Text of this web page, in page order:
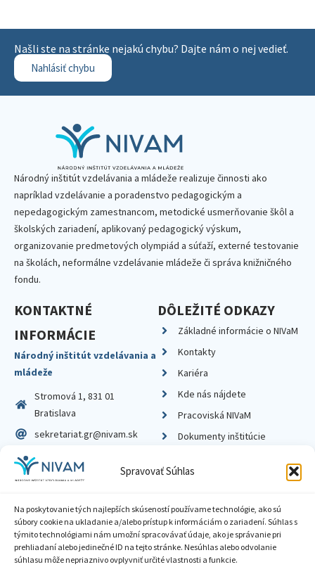
Spravovať Súhlas
Na poskytovanie tých najlepších skúseností používame technológie, ako sú
súbory cookie na ukladanie a/alebo prístup k informáciám o zariadení. Súhlas s
týmito technológiami nám umožní spracovávať údaje, ako je správanie pri
prehliadaní alebo jedinečné ID na tejto stránke. Nesúhlas alebo odvolanie
súhlasu môže nepriaznivo ovplyvniť určité vlastnosti a funkcie.
Našli ste na stránke nejakú chybu? Dajte nám o nej vedieť.
Nahlásiť chybu
Národný inštitút vzdelávania a mládeže realizuje činnosti ako
napríklad vzdelávanie a poradenstvo pedagogickým a
nepedagogickým zamestnancom, metodické usmerňovanie škôl a
školských zariadení, aplikovaný pedagogický výskum,
organizovanie predmetových olympiád a súťaží, externé testovanie
na školách, neformálne vzdelávanie mládeže či správa knižničného
fondu.
KONTAKTNÉ
INFORMÁCIE
Národný inštitút vzdelávania a
mládeže
Stromová 1, 831 01
Bratislava
sekretariat.gr@nivam.sk
IČO: 00164348
DIČ: 2020798714
DÔLEŽITÉ ODKAZY
Základné informácie o NIVaM
Kontakty
Kariéra
Kde nás nájdete
Pracoviská NIVaM
Dokumenty inštitúcie
Zásady ochrany súkromia